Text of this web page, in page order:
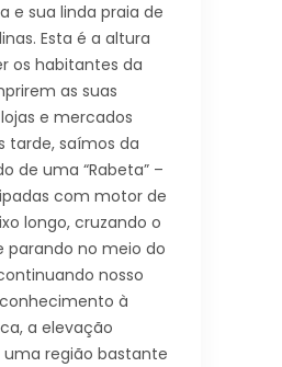
e sua linda praia de
Esta é a altura
os habitantes da
as suas
e mercados
tarde, saímos da
de uma “Rabeta” –
com motor de
longo, cruzando o
parando no meio do
nosso
à
a elevação
região bastante